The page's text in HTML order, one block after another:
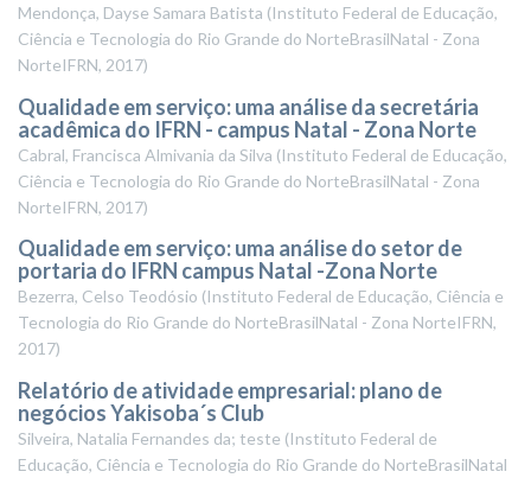
Mendonça, Dayse Samara Batista (Instituto Federal de Educação,
Ciência e Tecnologia do Rio Grande do NorteBrasilNatal - Zona
NorteIFRN, 2017)
Qualidade em serviço: uma análise da secretária
acadêmica do IFRN - campus Natal - Zona Norte
Cabral, Francisca Almivania da Silva (Instituto Federal de Educação,
Ciência e Tecnologia do Rio Grande do NorteBrasilNatal - Zona
NorteIFRN, 2017)
Qualidade em serviço: uma análise do setor de
portaria do IFRN campus Natal -Zona Norte
Bezerra, Celso Teodósio (Instituto Federal de Educação, Ciência e
Tecnologia do Rio Grande do NorteBrasilNatal - Zona NorteIFRN,
2017)
Relatório de atividade empresarial: plano de
negócios Yakisoba´s Club
Silveira, Natalia Fernandes da; teste (Instituto Federal de
Educação, Ciência e Tecnologia do Rio Grande do NorteBrasilNatal